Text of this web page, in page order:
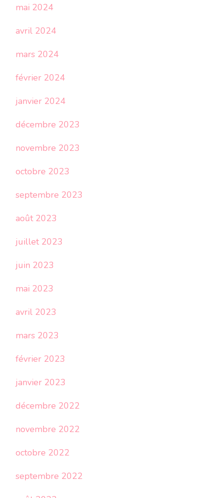
mai 2024
avril 2024
mars 2024
février 2024
janvier 2024
décembre 2023
novembre 2023
octobre 2023
septembre 2023
août 2023
juillet 2023
juin 2023
mai 2023
avril 2023
mars 2023
février 2023
janvier 2023
décembre 2022
novembre 2022
octobre 2022
septembre 2022